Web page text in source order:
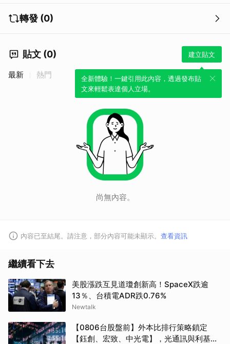
轉發 (0)
貼文 (0) 建立貼文
全新體驗！一鍵引用此內容，透過發布貼
文來輕鬆表達個人立場。
最新 熱門
尚無內容。
內容已至結尾。請注意，部分內容可能未顯示。 查看資訊
繼續看下去
美股漲跌互見道瓊創新高！SpaceX跌逾
13％、台積電ADR跌0.76%
Newtalk
【0806台股盤前】外本比排行策略鎖定
【鈺創、宏致、中光電】，光通訊與利基型
取消